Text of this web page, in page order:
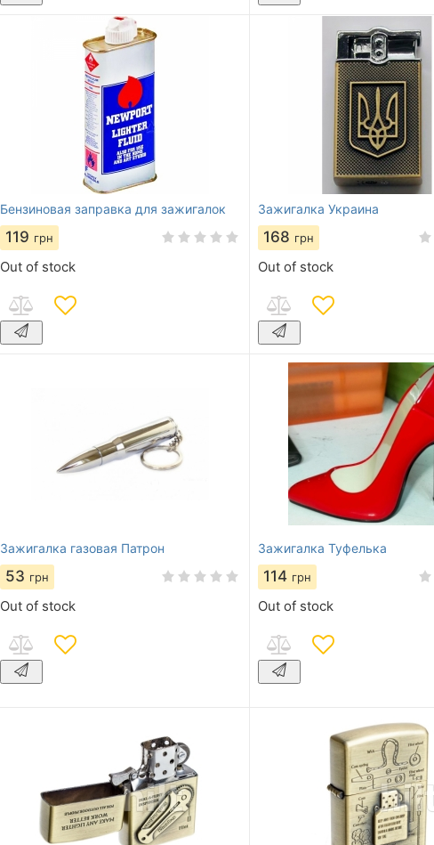
Бензиновая заправка для зажигалок
119 грн
Out of stock
Зажигалка Украина
168 грн
Out of stock
Зажигалка газовая Патрон
53 грн
Out of stock
Зажигалка Туфелька
114 грн
Out of stock